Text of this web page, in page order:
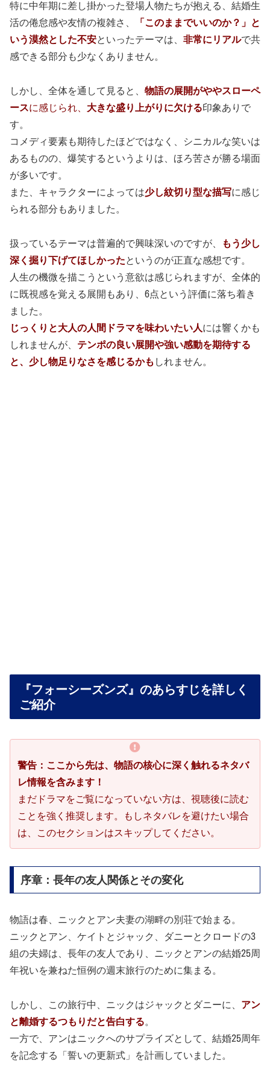
特に中年期に差し掛かった登場人物たちが抱える、結婚生
活の倦怠感や友情の複雑さ、
「このままでいいのか？」と
いう漠然とした不安といったテーマは、 非常にリアルで共
感できる部分も少なくありません。
しかし、全体を通して見ると、 物語の展開がややスローペ
ースに感じられ、 大きな盛り上がりに欠ける印象ありで
す。
コメディ要素も期待したほどではなく、シニカルな笑いは
あるものの、爆笑するというよりは、ほろ苦さが勝る場面
が多いです。
また、キャラクターによっては少し紋切り型な描写に感じ
られる部分もありました。
扱っているテーマは普遍的で興味深いのですが、
もう少し
深く掘り下げてほしかった というのが正直な感想です。
人生の機微を描こうという意欲は感じられますが、全体的
に既視感を覚える展開もあり、6点という評価に落ち着き
ました。
じっくりと大人の人間ドラマを味わいたい人 には響くかも
しれませんが、 テンポの良い展開や強い感動を期待する
と、少し物足りなさを感じるかも しれません。
『フォーシーズンズ』のあらすじを詳しく
ご紹介
警告：ここから先は、物語の核心に深く触れるネタバ
レ情報を含みます！
まだドラマをご覧になっていない方は、視聴後に読む
ことを強く推奨します。もしネタバレを避けたい場合
は、このセクションはスキップしてください。
序章：長年の友人関係とその変化
物語は春、ニックとアン夫妻の湖畔の別荘で始まる。
ニックとアン、ケイトとジャック、ダニーとクロードの3
組の夫婦は、長年の友人であり、ニックとアンの結婚25周
年祝いを兼ねた恒例の週末旅行のために集まる。
しかし、この旅行中、ニックはジャックとダニーに、 アン
と離婚するつもりだと告白する
一方で、アンはニックへのサプライズとして、結婚25周年
を記念する「誓いの更新式」を計画していました。